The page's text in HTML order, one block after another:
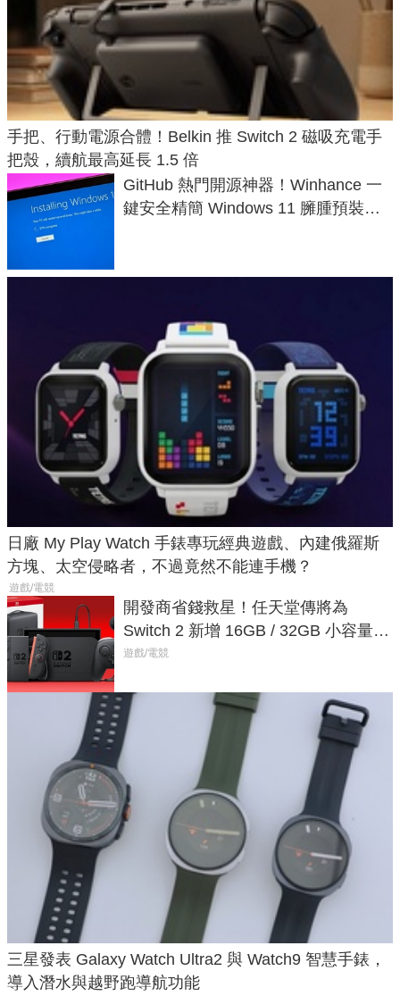
手把、行動電源合體！Belkin 推 Switch 2 磁吸充電手
把殼，續航最高延長 1.5 倍
GitHub 熱門開源神器！Winhance 一
鍵安全精簡 Windows 11 臃腫預裝軟
日廠 My Play Watch 手錶專玩經典遊戲、內建俄羅斯
方塊、太空侵略者，不過竟然不能連手機？
遊戲/電競
開發商省錢救星！任天堂傳將為
Switch 2 新增 16GB / 32GB 小容量遊
戲卡的選擇
遊戲/電競
三星發表 Galaxy Watch Ultra2 與 Watch9 智慧手錶，
導入潛水與越野跑導航功能